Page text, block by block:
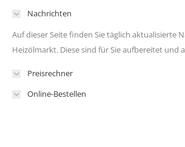
Nachrichten
Auf dieser Seite finden Sie täglich aktualisierte
Heizölmarkt. Diese sind für Sie aufbereitet und
Preisrechner
Online-Bestellen